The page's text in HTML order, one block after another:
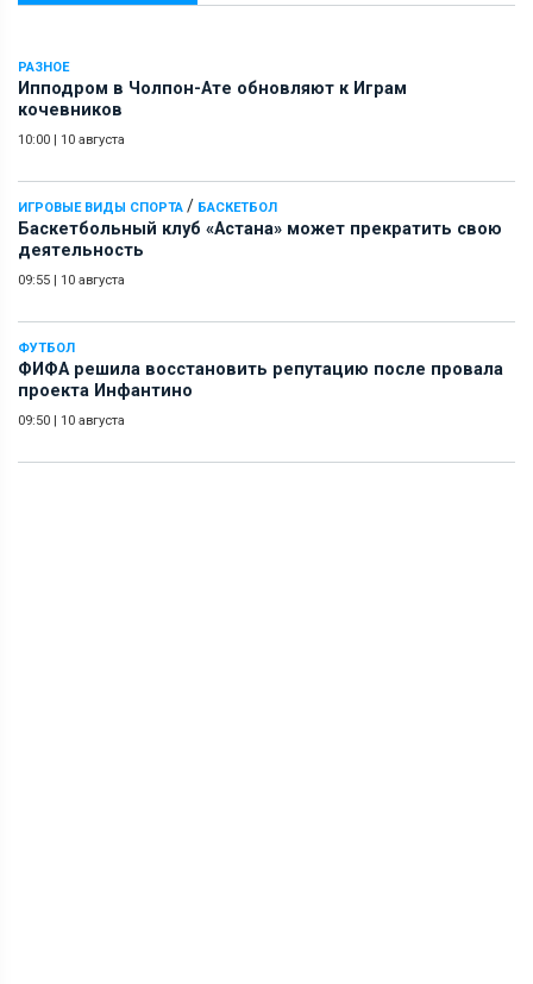
РАЗНОЕ
Ипподром в Чолпон-Ате обновляют к Играм
кочевников
10:00 | 10 августа
ИГРОВЫЕ ВИДЫ СПОРТА / БАСКЕТБОЛ
Баскетбольный клуб «Астана» может прекратить свою
деятельность
09:55 | 10 августа
ФУТБОЛ
ФИФА решила восстановить репутацию после провала
проекта Инфантино
09:50 | 10 августа